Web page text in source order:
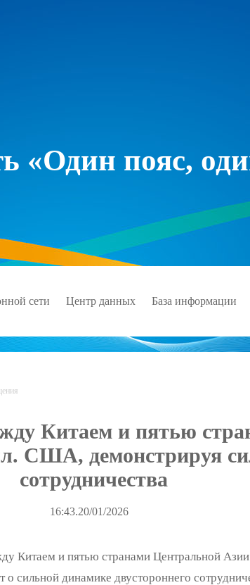
«Один пояс,
сети Центр данных База информации
Китаем и пятью
США, демонстрируя
сотрудничества
16:43.20/01/2026
Китаем и пятью странами Центральной
сильной динамике двустороннего